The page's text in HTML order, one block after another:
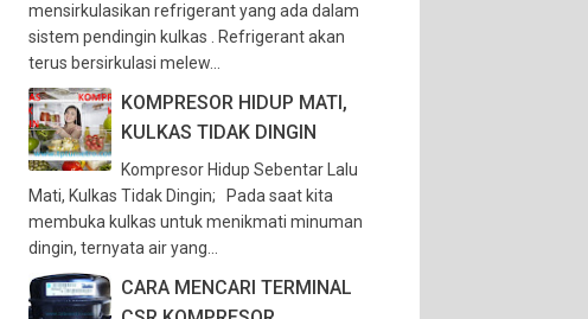
mensirkulasikan refrigerant yang ada dalam
sistem pendingin kulkas . Refrigerant akan
terus bersirkulasi melew...
KOMPRESOR HIDUP MATI,
KULKAS TIDAK DINGIN
Kompresor Hidup Sebentar Lalu
Mati, Kulkas Tidak Dingin; Pada saat kita
membuka kulkas untuk menikmati minuman
dingin, ternyata air yang...
CARA MENCARI TERMINAL